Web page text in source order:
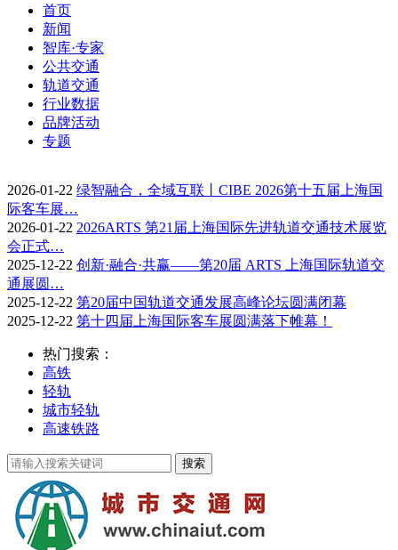
首页
新闻
智库·专家
公共交通
轨道交通
行业数据
品牌活动
专题
2026-01-22 绿智融合，全域互联丨CIBE 2026第十五届上海国
际客车展…
2026-01-22 2026ARTS 第21届上海国际先进轨道交通技术展览
会正式…
2025-12-22 创新·融合·共赢——第20届 ARTS 上海国际轨道交
通展圆…
2025-12-22 第20届中国轨道交通发展高峰论坛圆满闭幕
2025-12-22 第十四届上海国际客车展圆满落下帷幕！
热门搜索：
高铁
轻轨
城市轻轨
高速铁路